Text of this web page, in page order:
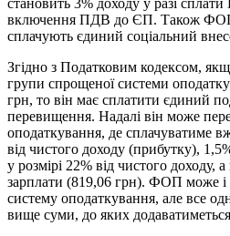
включення ПДВ до ЄП. Також
сплачують єдиний соціальний
Згідно з Податковим кодексом,
групи спрощеної системи
грн, то він має сплатити єдиний
перевищення. Надалі він може
оподаткування, де сплачуватиме
від чистого доходу (прибутку),
у розмірі 22% від чистого доходу,
зарплати (819,06 грн). ФОП може і
систему оподаткування, але все
вище суми, до яких